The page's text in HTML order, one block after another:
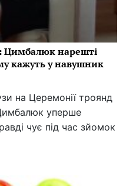
Цимбалюк нарешті
кажуть у навушник
на Церемонії троянд
уперше
чує під час зйомок